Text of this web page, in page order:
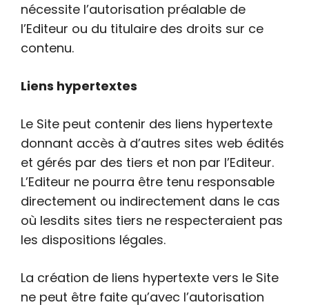
nécessite l’autorisation préalable de
l’Editeur ou du titulaire des droits sur ce
contenu.
Liens hypertextes
Le Site peut contenir des liens hypertexte
donnant accès à d’autres sites web édités
et gérés par des tiers et non par l’Editeur.
L’Editeur ne pourra être tenu responsable
directement ou indirectement dans le cas
où lesdits sites tiers ne respecteraient pas
les dispositions légales.
La création de liens hypertexte vers le Site
ne peut être faite qu’avec l’autorisation